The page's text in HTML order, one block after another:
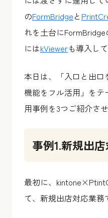
のFormBridgeと
れを土台に
にはkViewerも導入し
本日は、「入口と出
機能をフル活用」を
用事例を3つご紹介さ
事例1.新規出
最初に、
て、新規出店対応業務